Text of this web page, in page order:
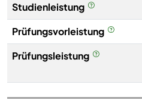
Studienleistung
Prüfungsvorleistung
Prüfungsleistung